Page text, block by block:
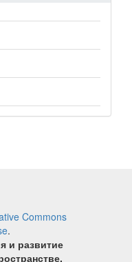
Commons
.
и развитие